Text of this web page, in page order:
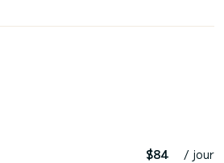
$84 / jour